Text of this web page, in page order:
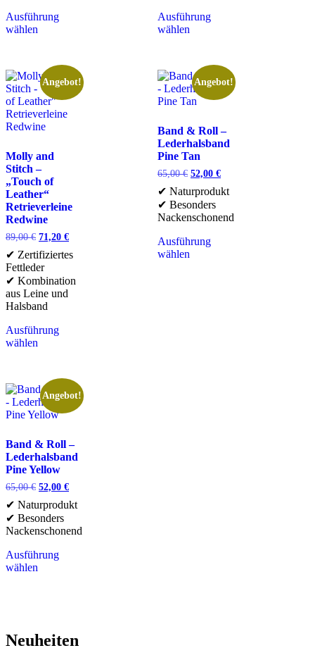
Ausführung
wählen
Ausführung
wählen
Angebot!
Molly and
Stitch –
„Touch of
Leather“
Retrieverleine
Redwine
89,00€ 71,20 €
✔ Zertifiziertes
Fettleder
✔ Kombination
aus Leine und
Halsband
Ausführung
wählen
Angebot!
Band & Roll –
Lederhalsband
Pine Tan
65,00€ 52,00 €
✔ Naturprodukt
✔ Besonders
Nackenschonend
Ausführung
wählen
Angebot!
Band & Roll –
Lederhalsband
Pine Yellow
65,00€ 52,00 €
✔ Naturprodukt
✔ Besonders
Nackenschonend
Ausführung
wählen
Neuheiten